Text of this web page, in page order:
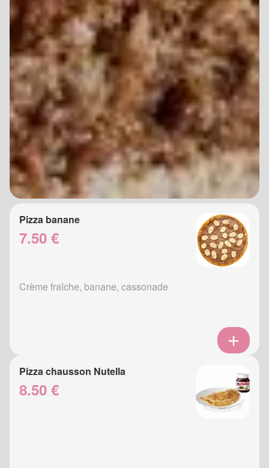
Pizza banane
7.50 €
Crème fraîche, banane, cassonade
Pizza chausson Nutella
8.50 €